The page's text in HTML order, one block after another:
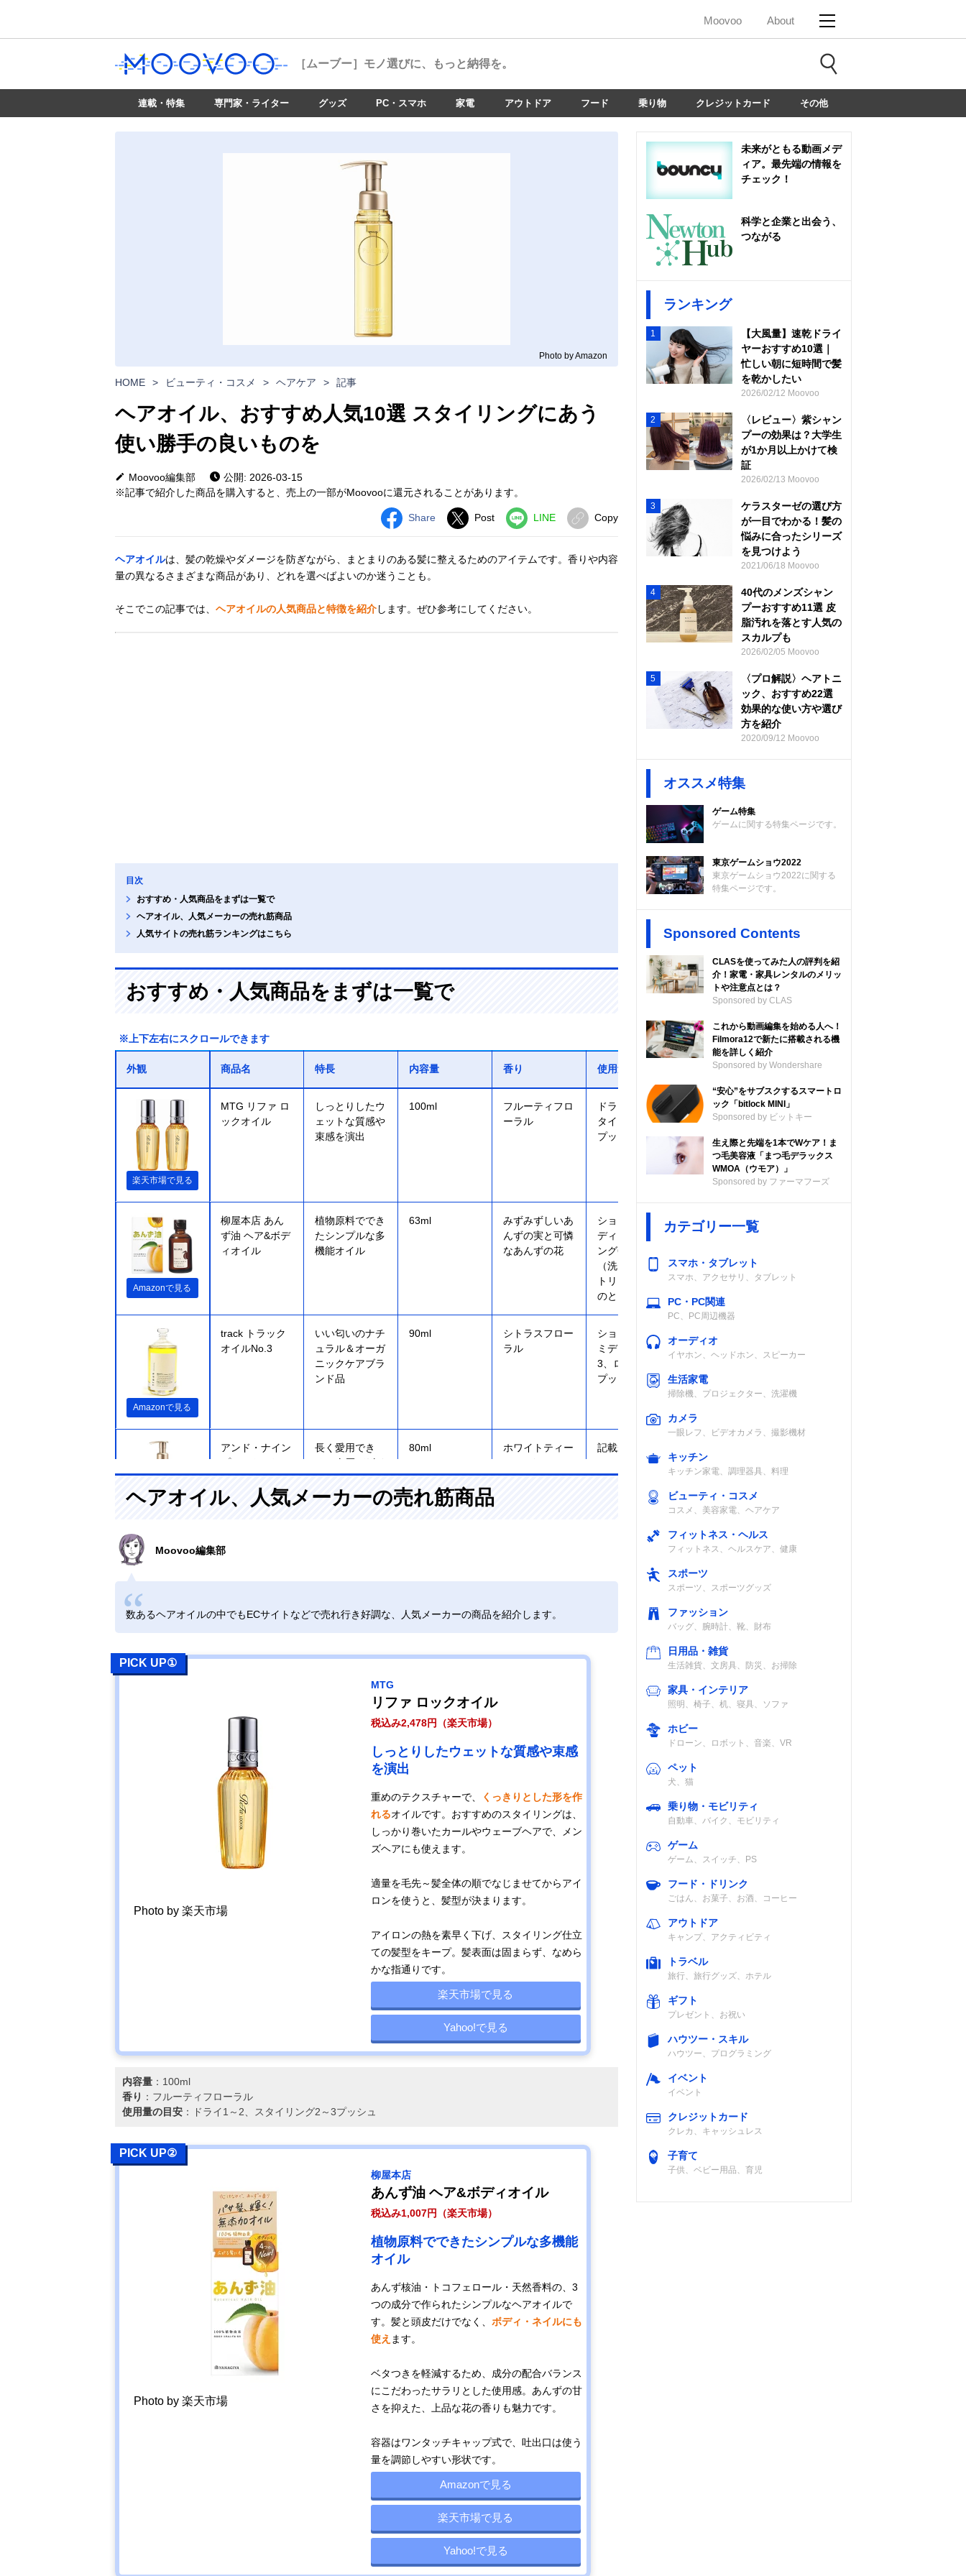
Moovoo About
［ムーブー］ モノ選びに、もっと納得を。
連載・特集 専門家・ライター グッズ PC・スマホ 家電 アウトドア フード 乗り物 クレジットカード その他
Photo by Amazon
HOME > ビューティ・コスメ > ヘアケア > 記事
ヘアオイル、おすすめ人気10選 スタイリングにあう
使い勝手の良いものを
Moovoo編集部
公開: 2026-03-15
※記事で紹介した商品を購入すると、売上の一部がMoovooに還元されることがあります。
Share Post LINE Copy
ヘアオイルは、髪の乾燥やダメージを防ぎながら、まとまりのある髪に整えるためのアイテムです。香りや内容
量の異なるさまざまな商品があり、どれを選べばよいのか迷うことも。
そこでこの記事では、 ヘアオイルの人気商品と特徴を紹介します。ぜひ参考にしてください。
目次
おすすめ・人気商品をまずは一覧で
ヘアオイル、人気メーカーの売れ筋商品
人気サイトの売れ筋ランキングはこちら
おすすめ・人気商品をまずは一覧で
※上下左右にスクロールできます
外観 商品名 特長 内容量 香り 使用量の目安
楽天市場で見る
MTG リファ ロ
ックオイル
しっとりしたウ
ェットな質感や
束感を演出
100ml
フルーティフロ
ーラル
ドライ1～2、ス
タイリング2～3
プッシュ
Amazonで見る
柳屋本店 あん
ず油 ヘア&ボデ
ィオイル
植物原料ででき
たシンプルな多
機能オイル
63ml
みずみずしいあ
んずの実と可憐
なあんずの花
ショート2、ミ
ディアム4、ロ
ング6プッシュ
（洗い流さない
トリートメント
のとき）
Amazonで見る
track トラック
オイルNo.3
いい匂いのナチ
ュラル＆オーガ
ニックケアブラ
ンド品
90ml
シトラスフロー
ラル
ショート1〜2、
ミディアム2〜
3、ロング3〜4
プッシュ
アンド・ナイン
プルント ディ
ープモイスト
美容液ヘアオイ
ル
長く愛用でき
る、肉厚デザイ
ンのボトル
80ml
ホワイトティー
記載未確認
Amazonで見る
1、ミディアム
3〜4プッシュ
セラティス ナ
が気になる方に
ャスミン
イ フィーノ プ
レミアムタッチ
浸透美容液ヘア
オイル
サラサラもウェ
通りにスタイリ
70ml
グレースフロー
ラル
セミロング1プ
ウテナ ゆず油
ヘアオイル
に一度のオイル
60ml
爽やかな天然ゆ
ないトリートメ
ントのとき）
LUCIDO-L アル
サラサラタイプ
なフローラル系
1～2プッシュず
計3プッシュ
ツバキの種子か
72ml
3～4滴（トリー
ヘアオイル、人気メーカーの売れ筋商品
Moovoo編集部
数あるヘアオイルの中でもECサイトなどで売れ行き好調な、人気メーカーの商品を紹介します。
PICK UP①
Photo by 楽天市場
MTG
リファ ロックオイル
税込み2,478円（楽天市場）
しっとりしたウェットな質感や束感
を演出
重めのテクスチャーで、
くっきりとした形を作
れるオイルです。おすすめのスタイリングは、
しっかり巻いたカールやウェーブヘアで、メン
ズヘアにも使えます。
適量を毛先～髪全体の順でなじませてからアイ
ロンを使うと、髪型が決まります。
アイロンの熱を素早く下げ、スタイリング仕立
ての髪型をキープ。髪表面は固まらず、なめら
かな指通りです。
楽天市場で見る
Yahoo!で見る
内容量：100ml
香り ：フルーティフローラル
使用量の目安：ドライ1～2、スタイリング2～3プッシュ
PICK UP②
Photo by 楽天市場
柳屋本店
あんず油 ヘア&ボディオイル
税込み1,007円（楽天市場）
植物原料でできたシンプルな多機能
オイル
あんず核油・トコフェロール・天然香料の、3
つの成分で作られたシンプルなヘアオイルで
す。髪と頭皮だけでなく、 ボディ・ネイルにも
使え ます。
ベタつきを軽減するため、成分の配合バランス
にこだわったサラリとした使用感。あんずの甘
さを抑えた、上品な花の香りも魅力です。
容器はワンタッチキャップ式で、吐出口は使う
量を調節しやすい形状です。
Amazonで見る
楽天市場で見る
Yahoo!で見る
未来がともる動画メデ
ィア。最先端の情報を
チェック！
科学と企業と出会う、
つながる
ランキング
1
【大風量】速乾ドライ
ヤーおすすめ10選｜
忙しい朝に短時間で髪
を乾かしたい
2026/02/12 Moovoo
2
〈レビュー〉紫シャン
プーの効果は？大学生
が1か月以上かけて検
証
2026/02/13 Moovoo
3
ケラスターゼの選び方
が一目でわかる！髪の
悩みに合ったシリーズ
を見つけよう
2021/06/18 Moovoo
4
40代のメンズシャン
プーおすすめ11選 皮
脂汚れを落とす人気の
スカルプも
2026/02/05 Moovoo
5
〈プロ解説〉ヘアトニ
ック、おすすめ22選
効果的な使い方や選び
方を紹介
2020/09/12 Moovoo
オススメ特集
ゲーム特集
ゲームに関する特集ページです。
東京ゲームショウ2022
東京ゲームショウ2022に関する
特集ページです。
Sponsored Contents
CLASを使ってみた人の評判を紹
介！家電・家具レンタルのメリッ
トや注意点とは？
Sponsored by CLAS
これから動画編集を始める人へ！
Filmora12で新たに搭載される機
能を詳しく紹介
Sponsored by Wondershare
“安心”をサブスクするスマートロ
ック「bitlock MINI」
Sponsored by ビットキー
生え際と先端を1本でWケア！ま
つ毛美容液「まつ毛デラックス
WMOA（ウモア）」
Sponsored by ファーマフーズ
カテゴリー一覧
スマホ・タブレット
スマホ、アクセサリ、タブレット
PC・PC関連
PC、PC周辺機器
オーディオ
イヤホン、ヘッドホン、スピーカー
生活家電
掃除機、プロジェクター、洗濯機
カメラ
一眼レフ、ビデオカメラ、撮影機材
キッチン
キッチン家電、調理器具、料理
ビューティ・コスメ
コスメ、美容家電、ヘアケア
フィットネス・ヘルス
フィットネス、ヘルスケア、健康
スポーツ
スポーツ、スポーツグッズ
ファッション
バッグ、腕時計、靴、財布
日用品・雑貨
生活雑貨、文房具、防災、お掃除
家具・インテリア
照明、椅子、机、寝具、ソファ
ホビー
ドローン、ロボット、音楽、VR
ペット
犬、猫
乗り物・モビリティ
自動車、バイク、モビリティ
ゲーム
ゲーム、スイッチ、PS
フード・ドリンク
ごはん、お菓子、お酒、コーヒー
アウトドア
キャンプ、アクティビティ
トラベル
旅行、旅行グッズ、ホテル
ギフト
プレゼント、お祝い
ハウツー・スキル
ハウツー、プログラミング
イベント
イベント
クレジットカード
クレカ、キャッシュレス
子育て
子供、ベビー用品、育児